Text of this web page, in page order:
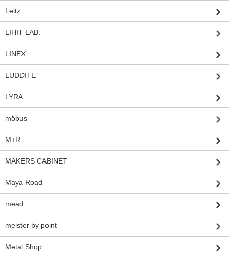
Leitz
LIHIT LAB.
LINEX
LUDDITE
LYRA
möbus
M+R
MAKERS CABINET
Maya Road
mead
meister by point
Metal Shop